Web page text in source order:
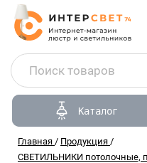
Каталог
Главная / Продукция /
СВЕТИЛЬНИКИ потолочные,